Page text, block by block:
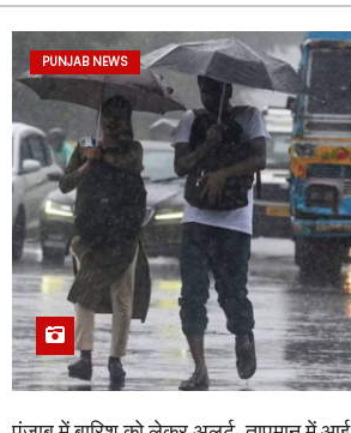
PUNJAB NEWS